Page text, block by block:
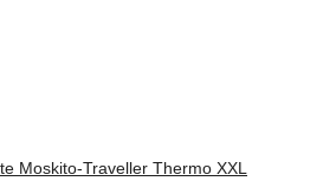
Moskito-Traveller Thermo XXL